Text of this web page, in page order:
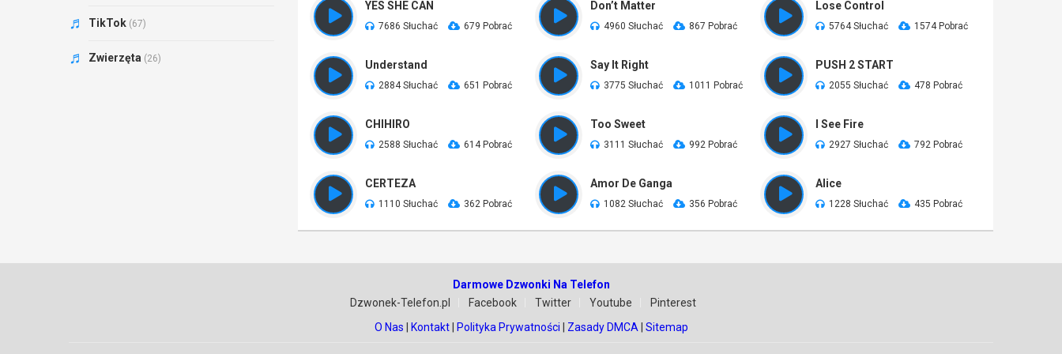
YES SHE CAN
7686 Słuchać 679 Pobrać
Don’t Matter
4960 Słuchać 867 Pobrać
Lose Control
5764 Słuchać 1574 Pobrać
Understand
2884 Słuchać 651 Pobrać
Say It Right
3775 Słuchać 1011 Pobrać
PUSH 2 START
2055 Słuchać 478 Pobrać
CHIHIRO
2588 Słuchać 614 Pobrać
Too Sweet
3111 Słuchać 992 Pobrać
I See Fire
2927 Słuchać 792 Pobrać
CERTEZA
1110 Słuchać 362 Pobrać
Amor De Ganga
1082 Słuchać 356 Pobrać
Alice
1228 Słuchać 435 Pobrać
TikTok (67)
Zwierzęta (26)
Darmowe Dzwonki Na Telefon
Dzwonek-Telefon.pl
Facebook Twitter Youtube
Pinterest
O Nas
Kontakt| Polityka Prywatności Zasady DMCA Sitemap